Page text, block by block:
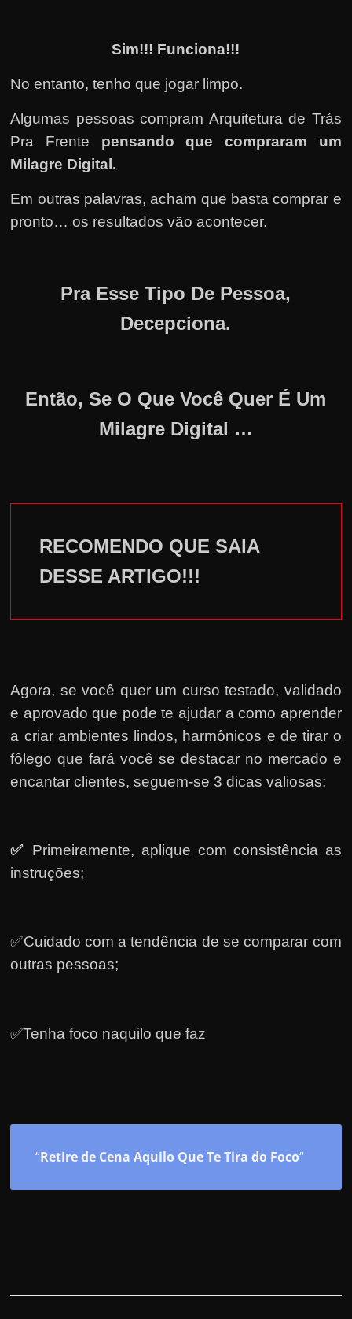
Sim!!! Funciona!!!
No entanto, tenho que jogar limpo.
Algumas pessoas compram Arquitetura de Trás
Pra Frente pensando que compraram um
Milagre Digital.
Em outras palavras, acham que basta comprar e
pronto… os resultados vão acontecer.
Pra Esse Tipo De Pessoa,
Decepciona.
Então, Se O Que Você Quer É Um
Milagre Digital …
RECOMENDO QUE SAIA
DESSE ARTIGO!!!
Agora, se você quer um curso testado, validado
e aprovado que pode te ajudar a como aprender
a criar ambientes lindos, harmônicos e de tirar o
fôlego que fará você se destacar no mercado e
encantar clientes, seguem-se 3 dicas valiosas:
✅ Primeiramente, aplique com consistência as
instruções;
✅Cuidado com a tendência de se comparar com
outras pessoas;
✅Tenha foco naquilo que faz
“Retire de Cena Aquilo Que Te Tira do Foco“